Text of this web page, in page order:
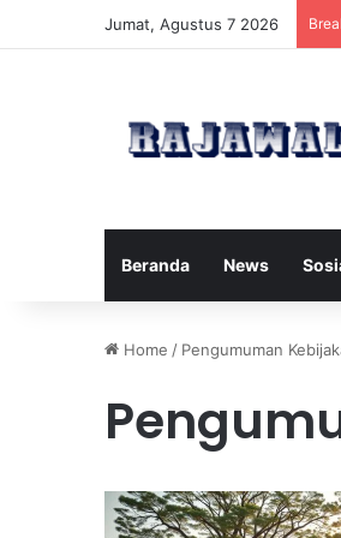
Jumat, Agustus 7 2026
Beranda News
Home / Pengumuman